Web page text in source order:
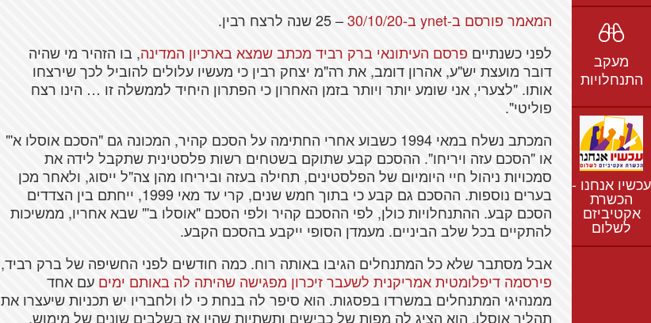
אמיל גרינצווייג
שקיפות
ברשת
בתקשורת
וידאו
מעקב
התנחלויות
נתונים
חדשות
נושאים
רשימת התנחלויות
מפת התנחלויות
עכשיו אנחנו -
הכשרת
אקטיביזם
לשלום
המאמר פורסם ב-ynet ב-30/10/20
– 25 שנה לרצח רבין.
לפני כשנתיים פרסם העיתונאי ברק רביד מכתב שמצא בארכיון המדינה, בו הזהיר מי שהיה
דובר מועצת יש"ע, אהרון דומב, את רה"מ יצחק רבין כי מעשיו עלולים להוביל לכך שירצחו
אותו. "לצערי, אני שומע יותר ויותר בזמן האחרון כי הפתרון היחיד לממשלה זו … הינו רצח
פוליטי".
המכתב נשלח במאי 1994 כשבוע אחרי החתימה על הסכם קהיר, המכונה גם "הסכם אוסלו א'"
או "הסכם עזה ויריחו". ההסכם קבע שתוקם בשטחים רשות פלסטינית שתקבל לידה את
סמכויות ניהול חיי היומיום של הפלסטינים, תחילה בעזה וביריחו מהן צה"ל ייסוג, ולאחר מכן
בערים נוספות. ההסכם גם קבע כי בתוך חמש שנים, קרי עד מאי 1999, ייחתם בין הצדדים
הסכם קבע. ההתנחלויות כולן, לפי ההסכם קהיר ולפי הסכם "אוסלו ב'" שבא אחריו, ממשיכות
להתקיים בכל שלב הביניים. מעמדן הסופי ייקבע בהסכם הקבע.
אבל מסתבר שלא כל המתנחלים הגיבו באותה רוח. כמה חודשים לפני החשיפה של ברק רביד,
פירסמה דיפלומטית אמריקנית לשעבר זיכרון מפגישה שהיתה לה באותם ימים עם אחד
ממנהיגי המתנחלים במשרדו בפסגות. הוא סיפר לה בנחת כי לו ולחבריו יש תכניות שיעצרו את
תהליך אוסלו. הוא הציג לה מפות של כבישים ותשתיות שהיו אז בשלבים שונים של מימוש,